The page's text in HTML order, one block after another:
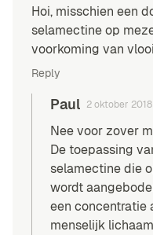
Hoi, misschien een
selamectine op
voorkoming van
Reply
Paul 2 oktober 2018
Nee voor zover
De toepassing
selamectine die
wordt
een concentratie
menselijk